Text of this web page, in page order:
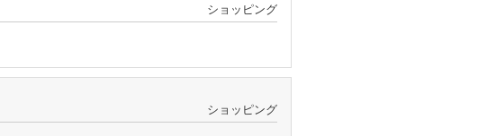
ショッピング
ショッピング